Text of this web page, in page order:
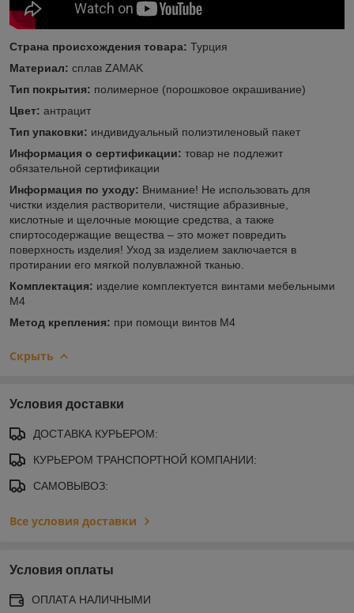
Страна происхождения товара: Турция
Материал: сплав ZAMAK
Тип покрытия: полимерное (порошковое окрашивание)
Цвет: антрацит
Тип упаковки: индивидуальный полиэтиленовый пакет
Информация о сертификации: товар не подлежит
обязательной сертификации
Информация по уходу: Внимание! Не использовать для
чистки изделия растворители, чистящие абразивные,
кислотные и щелочные моющие средства, а также
спиртосодержащие вещества – это может повредить
поверхность изделия! Уход за изделием заключается в
протирании его мягкой полувлажной тканью.
Комплектация: изделие комплектуется винтами мебельными
М4
Метод крепления: при помощи винтов М4
Скрыть
Условия доставки
ДОСТАВКА КУРЬЕРОМ:
КУРЬЕРОМ ТРАНСПОРТНОЙ КОМПАНИИ:
САМОВЫВОЗ:
Все условия доставки
Условия оплаты
ОПЛАТА НАЛИЧНЫМИ